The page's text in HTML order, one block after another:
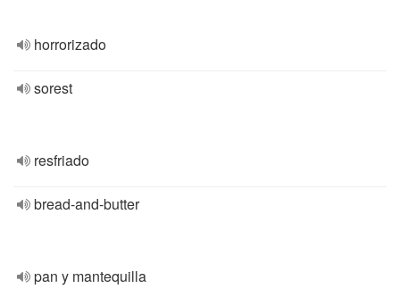
horrorizado
sorest
resfriado
bread-and-butter
pan y mantequilla